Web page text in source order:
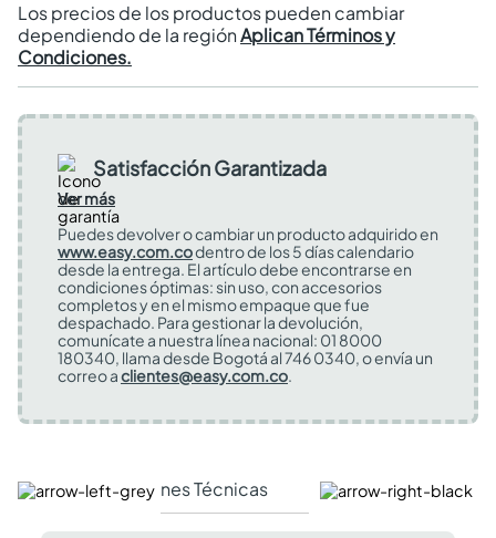
Los precios de los productos pueden cambiar
dependiendo de la regiónAplican Términos y
Condiciones.
Satisfacción Garantizada
Ver más
Puedes devolver o cambiar un producto adquirido en
www.easy.com.codentro de los 5 días calendario
desde la entrega. El artículo debe encontrarse en
condiciones óptimas: sin uso, con accesorios
completos y en el mismo empaque que fue
despachado. Para gestionar la devolución,
comunícate a nuestra línea nacional: 01 8000
180340, llama desde Bogotá al 746 0340, o envía un
correo aclientes@easy.com.co.
Especificaciones Técnicas Comentarios y